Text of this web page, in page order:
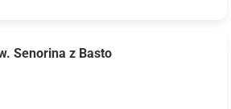
Senorina z Basto